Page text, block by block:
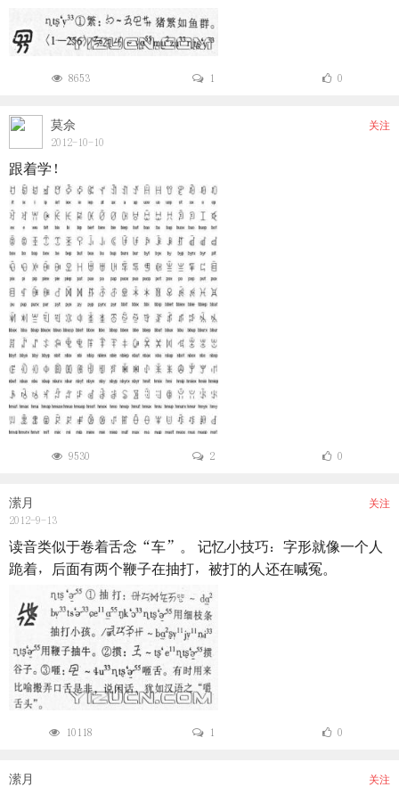
8653 1 0
莫佘
2012-10-10
关注
跟着学！
9530 2 0
潆月
2012-9-13
关注
读音类似于卷着舌念“车”。 记忆小技巧：字形就像一个人
跪着，后面有两个鞭子在抽打，被打的人还在喊冤。
10118 1 0
潆月 关注